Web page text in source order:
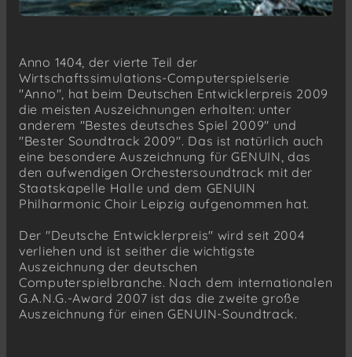
Anno 1404, der vierte Teil der
Wirtschaftssimulations-Computerspielserie
"Anno", hat beim Deutschen Entwicklerpreis 2009
die meisten Auszeichnungen erhalten: unter
anderem "Bestes deutsches Spiel 2009" und
"Bester Soundtrack 2009". Das ist natürlich auch
eine besondere Auszeichnung für GENUIN, das
den aufwendigen Orchestersoundtrack mit der
Staatskapelle Halle und dem GENUIN
Philharmonic Choir Leipzig aufgenommen hat.
Der "Deutsche Entwicklerpreis" wird seit 2004
verliehen und ist seither die wichtigste
Auszeichnung der deutschen
Computerspielbranche. Nach dem internationalen
G.A.N.G.-Award 2007 ist das die zweite große
Auszeichnung für einen GENUIN-Soundtrack.